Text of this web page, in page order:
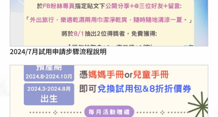
2024/7月試用申請步驟流程說明